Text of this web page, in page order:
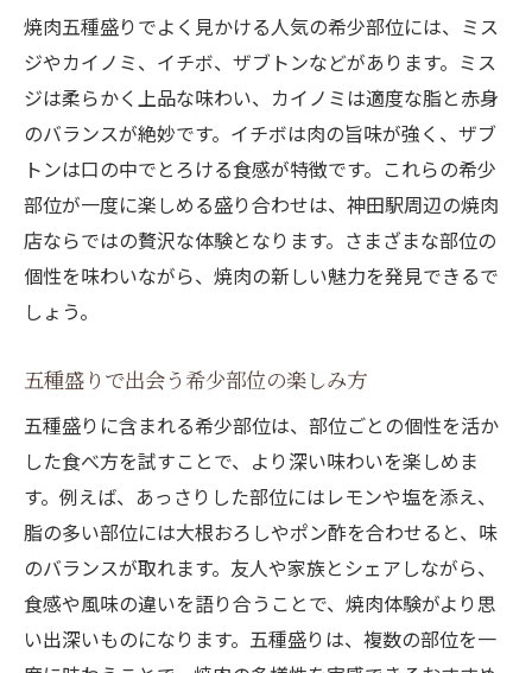
焼肉五種盛りでよく見かける人気の希少部位には、ミス
ジやカイノミ、イチボ、ザブトンなどがあります。ミス
ジは柔らかく上品な味わい、カイノミは適度な脂と赤身
のバランスが絶妙です。イチボは肉の旨味が強く、ザブ
トンは口の中でとろける食感が特徴です。これらの希少
部位が一度に楽しめる盛り合わせは、神田駅周辺の焼肉
店ならではの贅沢な体験となります。さまざまな部位の
個性を味わいながら、焼肉の新しい魅力を発見できるで
しょう。
五種盛りで出会う希少部位の楽しみ方
五種盛りに含まれる希少部位は、部位ごとの個性を活か
した食べ方を試すことで、より深い味わいを楽しめま
す。例えば、あっさりした部位にはレモンや塩を添え、
脂の多い部位には大根おろしやポン酢を合わせると、味
のバランスが取れます。友人や家族とシェアしながら、
食感や風味の違いを語り合うことで、焼肉体験がより思
い出深いものになります。五種盛りは、複数の部位を一